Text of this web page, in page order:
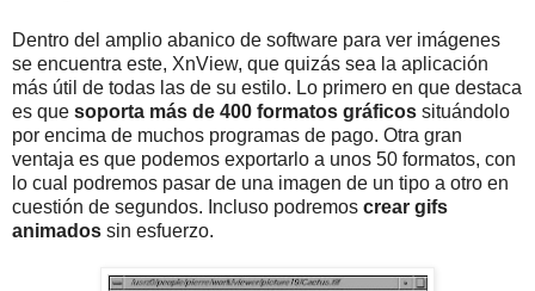
Dentro del amplio abanico de software para ver imágenes
se encuentra este, XnView, que quizás sea la aplicación
más útil de todas las de su estilo. Lo primero en que destaca
es que soporta más de 400 formatos gráficos situándolo
por encima de muchos programas de pago. Otra gran
ventaja es que podemos exportarlo a unos 50 formatos, con
lo cual podremos pasar de una imagen de un tipo a otro en
cuestión de segundos. Incluso podremos crear gifs
animados sin esfuerzo.